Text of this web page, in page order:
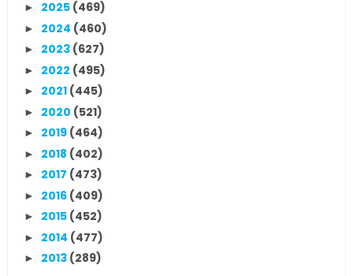
► 2025 (469)
► 2024 (460)
► 2023 (627)
► 2022 (495)
► 2021 (445)
► 2020 (521)
► 2019 (464)
► 2018 (402)
► 2017 (473)
► 2016 (409)
► 2015 (452)
► 2014 (477)
► 2013 (289)